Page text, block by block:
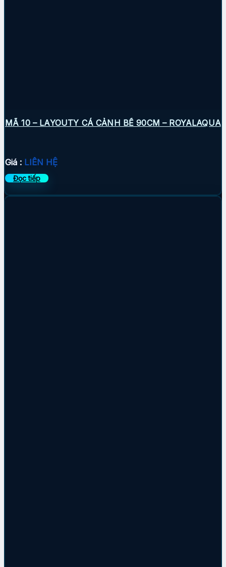
MÃ 10 – LAYOUTY CÁ CẢNH BỂ 90CM – ROYALAQUA
Giá : LIÊN HỆ
Đọc tiếp